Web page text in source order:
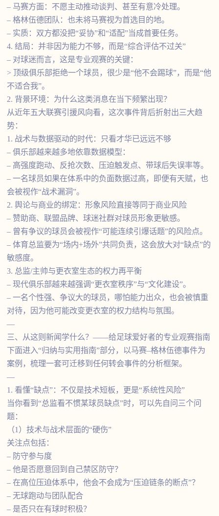
– 马赛方面：不愿主动推动谈判、甚至有意冷处理。
– 格林伍德团队：也未将马赛视为首选目的地。
– 实质：双方都没把“妥协”和“适配”当成首要任务。
4. 结局：并非因为能力不够，而是“综合评估不过关”
– 对球迷而言，这是专业观赛的关键：
> 顶级俱乐部拒绝一个球员，很少是“他不会踢球”，而是“他
不适合我”。
2. 背景环境：为什么这类消息在当下频繁出现？
从近年五大联赛引援风向看，这次事件背后折射出三大趋
势：
1. 战术与数据驱动的时代：只看才华已远远不够
– 俱乐部越来越多地依靠数据模型：
– 高强度跑动、反抢次数、压迫触发点、带球后失误率等。
– 一名球员如果在体系中的负面数据过高，即便有天赋，也
会被视作“战术漏洞”。
2. 舆论与商业的绑定：形象风险直接等同于商业风险
– 赞助商、联盟品牌、球迷社群对球员形象更敏感。
– 曾有争议的球员会被视作“可能连续引爆话题”的风险点。
– 体育总监要为“场内+场外”共同负责，这会放大对“缺点”的
敏感度。
3. 总监/主帅与更衣室生态的权力再平衡
– 现代俱乐部越来越强调“更衣室秩序”与“文化建设”。
– 一名个性强、争议大的球员，哪怕能力出众，也会被慎重
对待，因为他可能改变更衣室的权力结构与氛围。
—
三、从这则新闻学什么？——给足球爱好者的专业观赛指南
下面进入“归纳与实用指南”部分，以马赛–格林伍德事件为
案例，梳理一套可迁移到任何转会事件的分析框架。
—
1. 看懂“缺点”：不仅是技术短板，更是“系统性风险”
当你看到“总监看不惯某球员缺点”时，可以先自问三个问
题：
（1）技术与战术层面的“硬伤”
关注点包括：
– 防守参与度
– 他是否愿意回到自己禁区防守？
– 在高位压迫体系中，他会不会成为“压迫链条的断点”？
– 无球跑动与团队配合
– 是否只在有球时积极？